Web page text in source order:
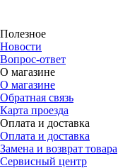
Полезное
Новости
Вопрос-ответ
О магазине
О магазине
Обратная связь
Карта проезда
Оплата и доставка
Оплата и доставка
Замена и возврат товара
Сервисный центр